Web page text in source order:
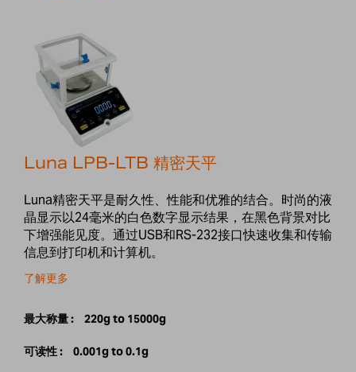
Luna LPB-LTB 精密天平
Luna精密天平是耐久性、性能和优雅的结合。时尚的液
晶显示以24毫米的白色数字显示结果，在黑色背景对比
下增强能见度。通过USB和RS-232接口快速收集和传输
信息到打印机和计算机。
了解更多
最大称量 : 220g to 15000g
可读性 : 0.001g to 0.1g